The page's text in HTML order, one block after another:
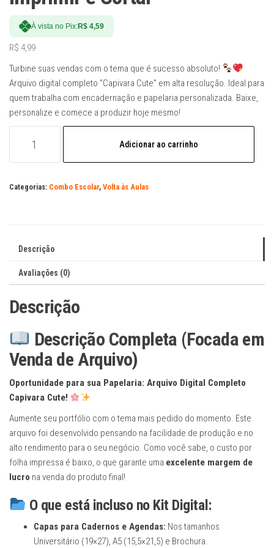
À vista no Pix:R$ 4,59
R$ 4,99
Turbine suas vendas com o tema que é sucesso absoluto!
Arquivo digital completo “Capivara Cute” em alta resolução. Ideal para
quem trabalha com encadernação e papelaria personalizada. Baixe,
personalize e comece a produzir hoje mesmo!
Kit
Capivara
para
quantidade
Adicionar ao carrinho
Categorias: Combo Escolar, Volta às Aulas
Descrição
Avaliações (0)
Descrição
Descrição Completa (Focada em
Venda de Arquivo)
Oportunidade para sua Papelaria: Arquivo Digital Completo
Capivara Cute!
Aumente seu portfólio com o tema mais pedido do momento. Este
arquivo foi desenvolvido pensando na facilidade de produção e no
alto rendimento para o seu negócio. Como você sabe, o custo por
folha impressa é baixo, o que garante uma excelente margem de
lucro na venda do produto final!
O que está incluso no Kit Digital:
Capas para Cadernos e Agendas: Nos tamanhos
Universitário (19×27), A5 (15,5×21,5) e Brochura.